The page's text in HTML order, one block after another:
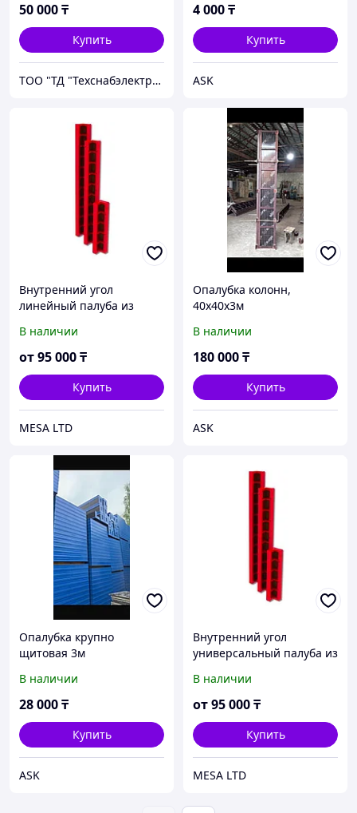
50 000₸
Купить
ТОО "ТД "Техснабэлектрикс"
4 000₸
Купить
ASK
Внутренний угол
линейный палуба из
В наличии
от95 000₸
Купить
MESA LTD
Опалубка колонн,
40х40х3м
В наличии
180 000₸
Купить
ASK
Опалубка крупно
щитовая 3м
В наличии
28 000₸
Купить
ASK
Внутренний угол
универсальный палуба из
В наличии
от95 000₸
Купить
MESA LTD